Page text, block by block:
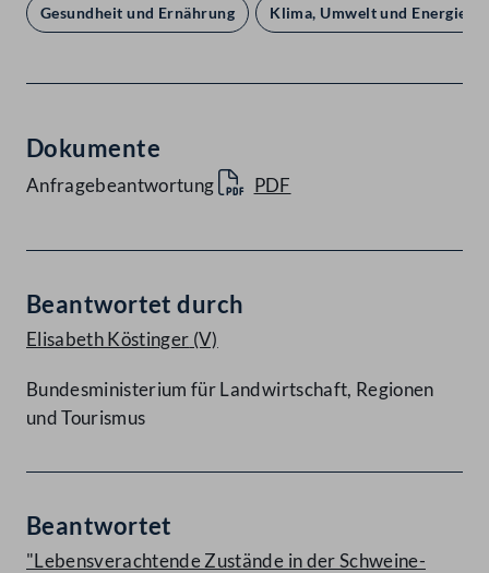
Gesundheit und Ernährung Klima, Umwelt und Energie
Dokumente
Anfragebeantwortung PDF
Beantwortet durch
Elisabeth Köstinger (V)
Bundesministerium für Landwirtschaft, Regionen
und Tourismus
Beantwortet
"Lebensverachtende Zustände in der Schweine-